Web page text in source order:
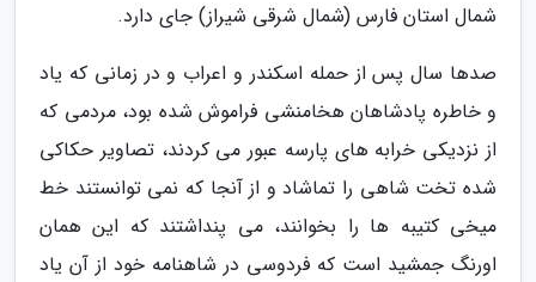
شمال استان فارس (شمال شرقی شیراز) جای دارد.
صدها سال پس از حمله اسکندر و اعراب و در زمانی که یاد
و خاطره پادشاهان هخامنشی فراموش شده بود، مردمی که
از نزدیکی خرابه های پارسه عبور می کردند، تصاویر حکاکی
شده تخت شاهی را تماشاد و از آنجا که نمی توانستند خط
میخی کتیبه ها را بخوانند، می پنداشتند که این همان
اورنگ جمشید است که فردوسی در شاهنامه خود از آن یاد